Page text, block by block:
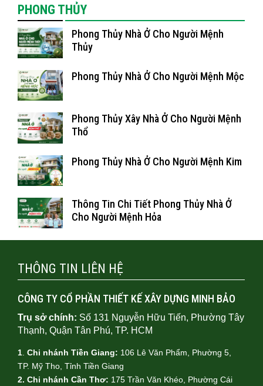
PHONG THỦY
Phong Thủy Nhà Ở Cho Người Mệnh
Thủy
Phong Thủy Nhà Ở Cho Người Mệnh Mộc
Phong Thủy Xây Nhà Ở Cho Người Mệnh
Thổ
Phong Thủy Nhà Ở Cho Người Mệnh Kim
Thông Tin Chi Tiết Phong Thủy Nhà Ở
Cho Người Mệnh Hỏa
THÔNG TIN LIÊN HỆ
CÔNG TY CỔ PHẦN THIẾT KẾ XÂY DỰNG MINH BẢO
Trụ sở chính: Số 131 Nguyễn Hữu Tiến, Phường Tây
Thạnh, Quận Tân Phú, TP. HCM
1. Chi nhánh Tiền Giang: 106 Lê Văn Phẩm, Phường 5,
TP. Mỹ Tho, Tỉnh Tiền Giang
2. Chi nhánh Cần Thơ: 175 Trần Văn Khéo, Phường Cái